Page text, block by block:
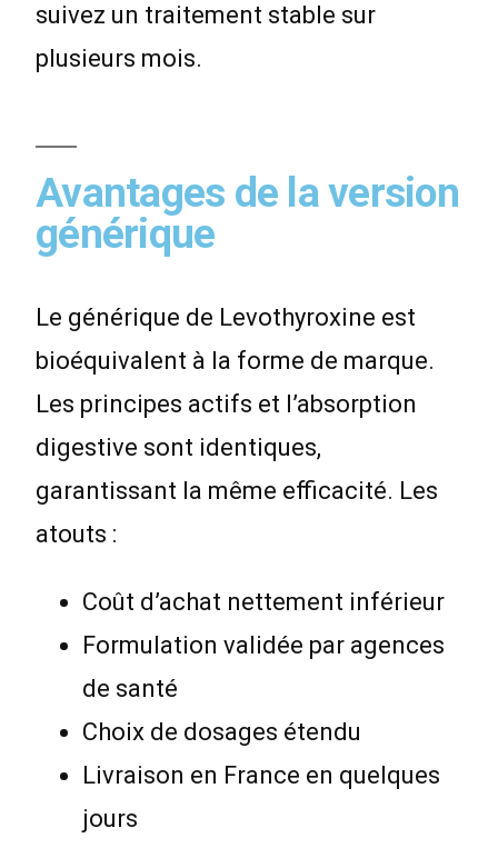
suivez un traitement stable sur
plusieurs mois.
Avantages de la version
générique
Le générique de Levothyroxine est
bioéquivalent à la forme de marque.
Les principes actifs et l’absorption
digestive sont identiques,
garantissant la même efficacité. Les
atouts :
Coût d’achat nettement inférieur
Formulation validée par agences
de santé
Choix de dosages étendu
Livraison en France en quelques
jours